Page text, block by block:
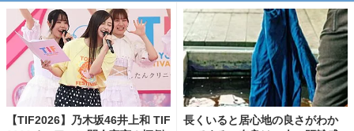
【TIF2026】乃木坂46井上和 TIF
長くいると居心地の良さがわか